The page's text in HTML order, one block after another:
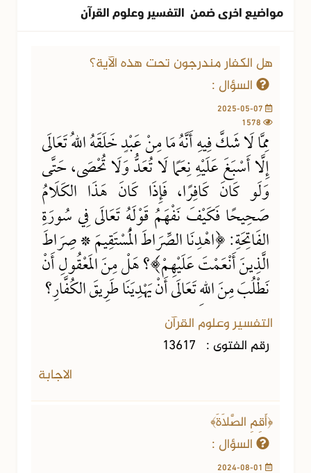
مواضيع اخرى ضمن التفسير وعلوم القرآن
هل الكفار مندرجون تحت هذه الآية؟
السؤال :
مِمَّا لَا شَكَّ فِيهِ أَنَّهُ مَا مِنْ عَبْدٍ خَلَقَهُ اللهُ تَعَالَى
إِلَّا أَسْبَغَ عَلَيْهِ نِعَمًا لَا تُعَدُّ وَلَا تُحْصَى، حَتَّى
وَلَو كَانَ كَافِرًا، فَإِذَا كَانَ هَذَا الكَلَامُ
صَحِيحًا فَكَيْفَ نَفْهَمُ قَوْلَهُ تَعَالَى فِي سُورَةِ
الفَاتِحَةِ: ﴿اهْدِنَا الصِّرَاطَ الْمُسْتَقِيمَ * صِرَاطَ
الَّذِينَ أَنْعَمْتَ عَلَيْهِمْ﴾؟ هَلْ مِنَ المَعْقُولِ أَنْ
نَطْلُبَ مِنَ اللهِ تَعَالَى أَنْ يَهْدِيَنَا طَرِيقَ الكُفَّارِ؟
التفسير وعلوم القرآن
رقم الفتوى : 13617
الاجابة
﴿أَقِمِ الصَّلَاةَ﴾
السؤال :